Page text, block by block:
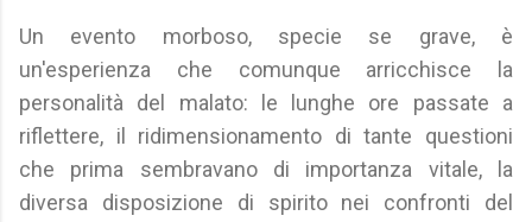
Un evento morboso, specie se grave, è
un'esperienza che comunque arricchisce la
personalità del malato: le lunghe ore passate a
riflettere, il ridimensionamento di tante questioni
che prima sembravano di importanza vitale, la
diversa disposizione di spirito nei confronti del